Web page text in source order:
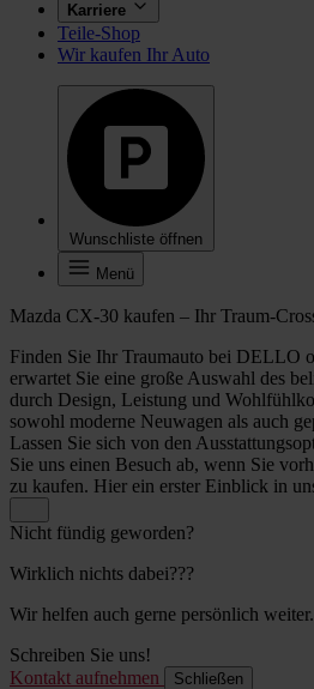
Karriere
Teile-Shop
Wir kaufen Ihr Auto
Wunschliste öffnen
Menü
Mazda CX-30 kaufen – Ihr Traum-
Finden Sie Ihr Traumauto bei DELLO
erwartet Sie eine große Auswahl des
durch Design, Leistung und
sowohl moderne Neuwagen als auch
Lassen Sie sich von den
Sie uns einen Besuch ab, wenn Sie
zu kaufen. Hier ein erster Einblick in
Nicht fündig geworden?
Wirklich nichts dabei???
Wir helfen auch gerne persönlich weiter.
Schreiben Sie uns!
Kontakt aufnehmen
Schließen